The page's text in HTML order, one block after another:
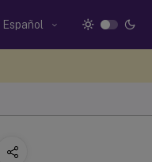
Español